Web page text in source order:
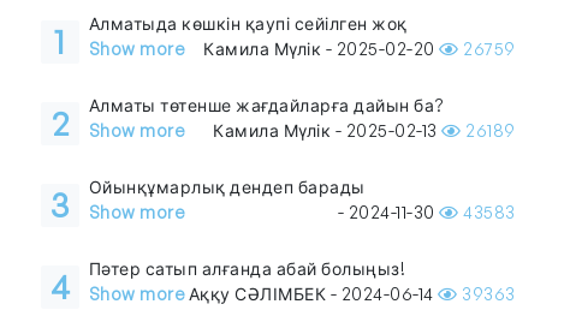
1
Алматыда көшкін қаупі сейілген жоқ
Show more
Камила Мүлік - 2025-02-20 26759
2
Алматы төтенше жағдайларға дайын ба?
Show more
Камила Мүлік - 2025-02-13 26189
3
Ойынқұмарлық дендеп барады
Show more
- 2024-11-30 43583
4
Пәтер сатып алғанда абай болыңыз!
Show moreАққу СӘЛІМБЕК - 2024-06-14 39363